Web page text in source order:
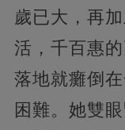
歲已大，再
活，千百惠
落地就癱倒
困難。她雙